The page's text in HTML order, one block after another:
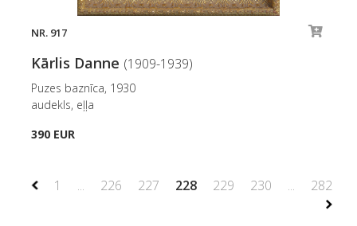
NR. 917
Kārlis Danne (1909-1939)
Puzes baznīca, 1930
audekls, eļļa
390 EUR
1 ... 226 227 228 229 230 ... 282